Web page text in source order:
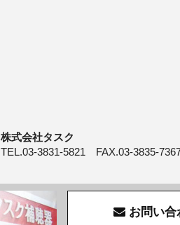
株式会社タスク
TEL.03-3831-5821 FAX.03-3835-
お問い合